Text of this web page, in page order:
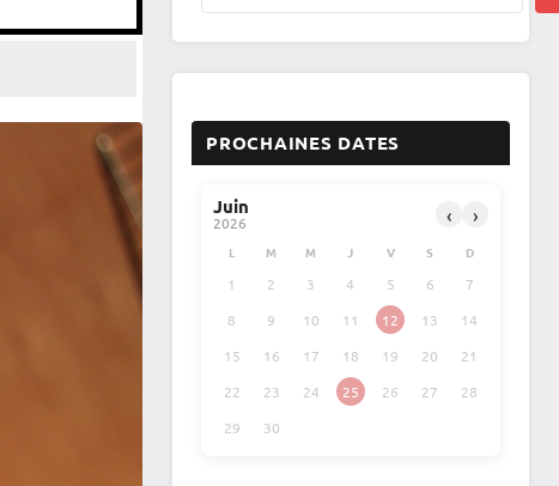
PROCHAINES DATES
Juin
2026 ‹ ›
L M M J V S D
1 2 3 4 5 6
7
8
9 10 11 12 13
14
15
16 17 18 19 20
21
22
23 24 25 26 27
28
29
30